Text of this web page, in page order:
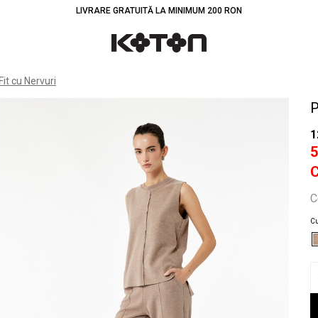
LIVRARE GRATUITĂ LA MINIMUM 200 RON
cu Nervuri